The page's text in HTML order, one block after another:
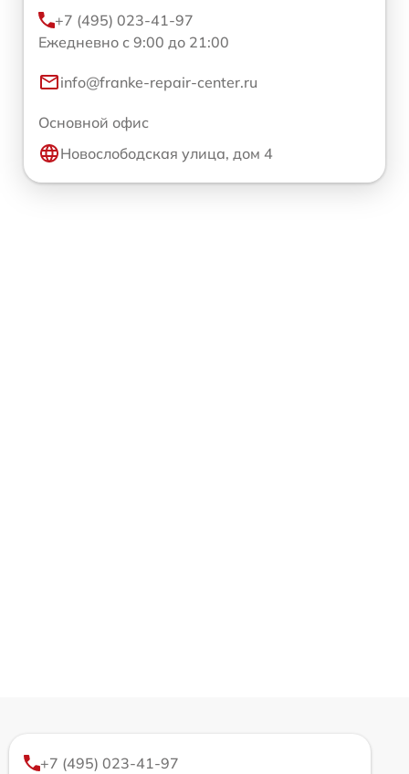
+7 (495) 023-41-97
Ежедневно с 9:00 до 21:00
info@franke-repair-center.ru
Основной офис
Новослободская улица, дом 4
+7 (495) 023-41-97